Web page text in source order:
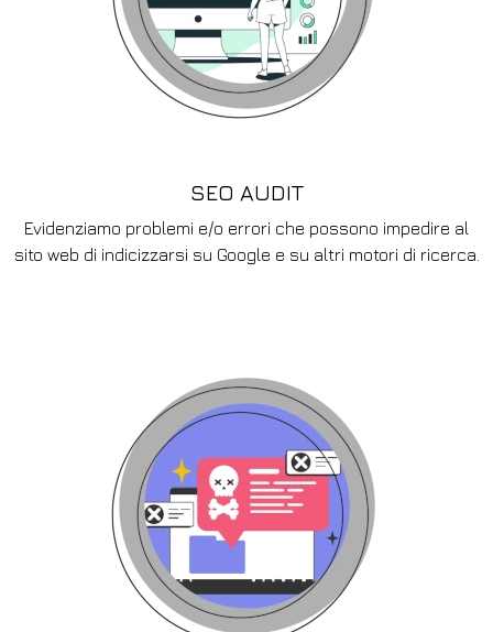
SEO AUDIT
Evidenziamo problemi e/o errori che possono impedire al
sito web di indicizzarsi su Google e su altri motori di ricerca.